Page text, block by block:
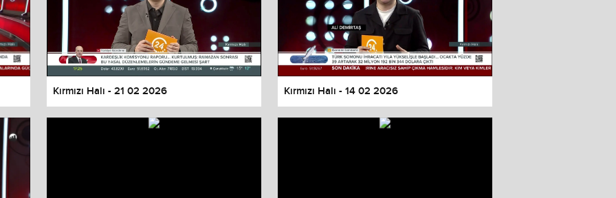
Kırmızı Halı - 21 02 2026 Kırmızı Halı - 14 02 2026